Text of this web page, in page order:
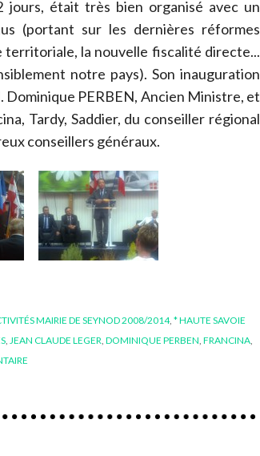
jours, était très bien organisé avec un
(portant sur les dernières réformes
territoriale, la nouvelle fiscalité directe...
notre pays). Son inauguration
Dominique PERBEN, Ancien Ministre, et
Tardy, Saddier, du conseiller régional
conseillers généraux.
MAIRIE DE SEYNOD 2008/2014, * HAUTE SAVOIE
, JEAN CLAUDE LEGER, DOMINIQUE PERBEN, FRANCINA,